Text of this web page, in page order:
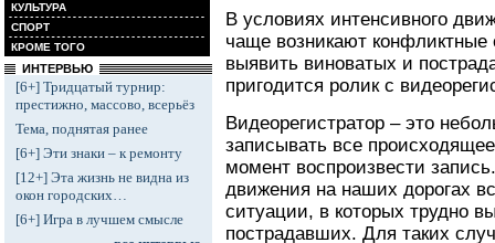
КУЛЬТУРА
СПОРТ
КРОМЕ ТОГО
ИНТЕРВЬЮ
[6+] Тридцатый турнир:
престижно, массово, всерьёз
Тема, поднятая ранее
[6+] Эти знаки – к ремонту
[12+] Эта жизнь не видна из
окон городских…
[6+] Игра в лучшем смысле
В условиях интенсивного
чаще возникают конфликтные
выявить виноватых и
пригодится ролик с
Видеорегистратор – это
записывать все
момент воспроизвести
движения на наших дорогах
ситуации, в которых трудно
пострадавших. Для таких